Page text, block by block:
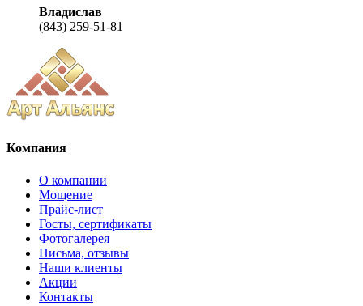
Владислав
(843) 259-51-81
Компания
О компании
Мощение
Прайс-лист
Госты, сертификаты
Фотогалерея
Письма, отзывы
Наши клиенты
Акции
Контакты